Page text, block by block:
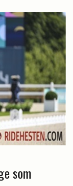
som